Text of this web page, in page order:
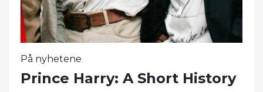
På nyhetene
Prince Harry: A Short History